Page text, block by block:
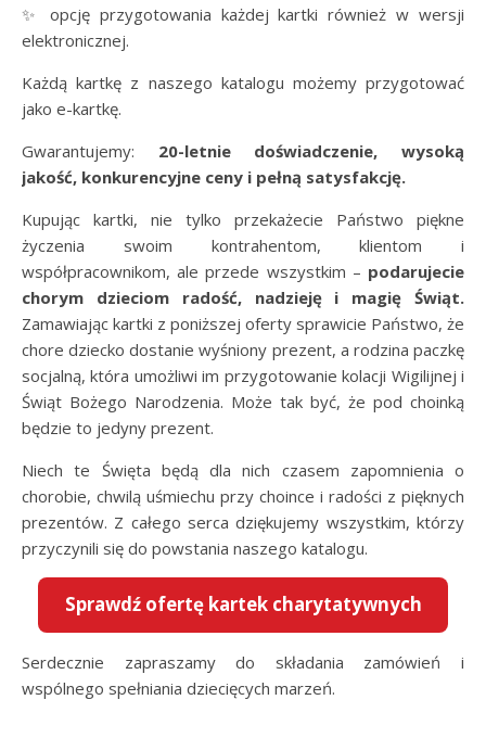
✨ opcję przygotowania każdej kartki również w wersji
elektronicznej.
Każdą kartkę z naszego katalogu możemy przygotować
jako e-kartkę.
Gwarantujemy: 20-letnie doświadczenie, wysoką
jakość, konkurencyjne ceny i pełną satysfakcję.
Kupując kartki, nie tylko przekażecie Państwo piękne
życzenia swoim kontrahentom, klientom i
współpracownikom, ale przede wszystkim – podarujecie
chorym dzieciom radość, nadzieję i magię Świąt.
Zamawiając kartki z poniższej oferty sprawicie Państwo, że
chore dziecko dostanie wyśniony prezent, a rodzina paczkę
socjalną, która umożliwi im przygotowanie kolacji Wigilijnej i
Świąt Bożego Narodzenia. Może tak być, że pod choinką
będzie to jedyny prezent.
Niech te Święta będą dla nich czasem zapomnienia o
chorobie, chwilą uśmiechu przy choince i radości z pięknych
prezentów. Z całego serca dziękujemy wszystkim, którzy
przyczynili się do powstania naszego katalogu.
Sprawdź ofertę kartek charytatywnych
Serdecznie zapraszamy do składania zamówień i
wspólnego spełniania dziecięcych marzeń.